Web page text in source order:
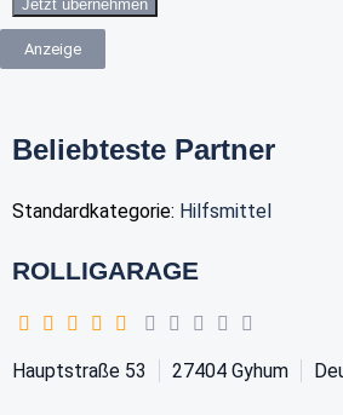
Jetzt übernehmen
Anzeige
Beliebteste Partner
Standardkategorie: Hilfsmittel
ROLLIGARAGE
Hauptstraße 53 27404 Gyhum